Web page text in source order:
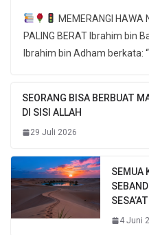
MEMERANGI HAWA
PALING BERAT Ibrahim bin
Ibrahim bin Adham berkata:
SEORANG BISA BERBUAT
DI SISI ALLAH
29 Juli 2026
SEMUA
4 Juni